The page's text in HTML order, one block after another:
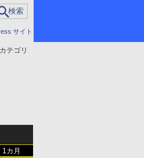
サイト
テゴリ
1カ月